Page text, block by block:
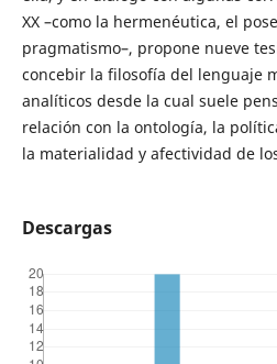
XX –como la hermenéutica, el
pragmatismo–, propone nueve
concebir la filosofía del lenguaje
analíticos desde la cual suele
relación con la ontología, la
la materialidad y afectividad de
Descargas